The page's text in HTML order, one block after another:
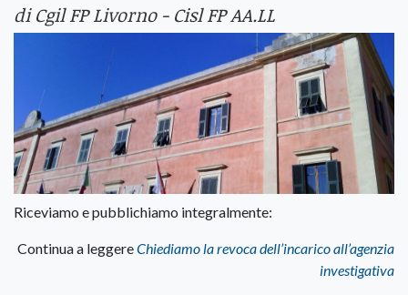
di Cgil FP Livorno - Cisl FP AA.LL
Riceviamo e pubblichiamo integralmente:
Continua a leggereChiediamo la revoca dell’incarico all’agenzia
investigativa